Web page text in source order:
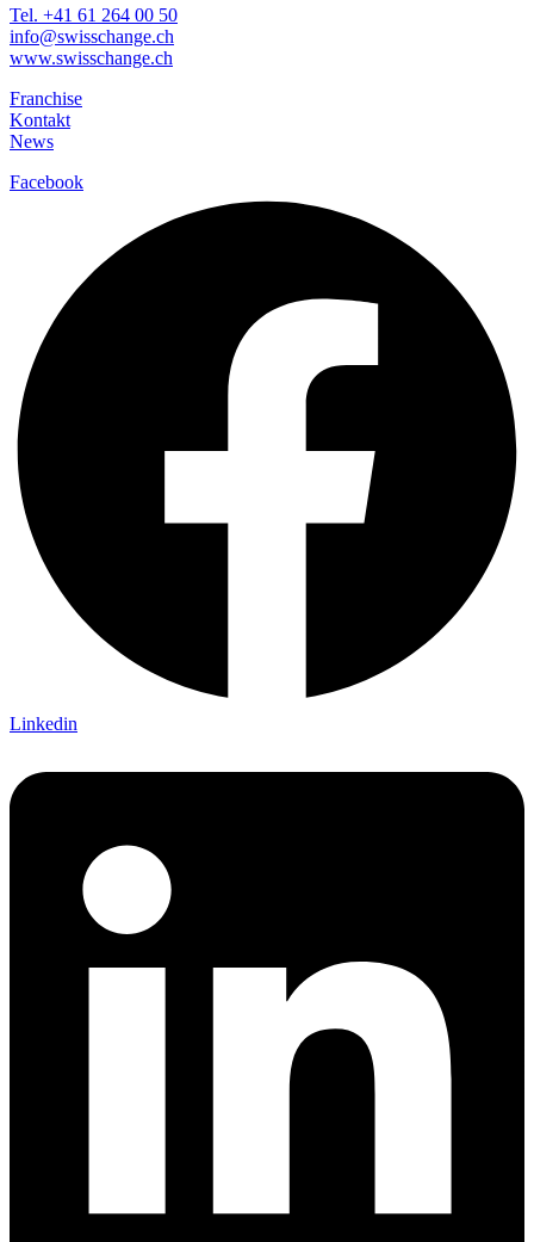
Tel. +41 61 264 00 50
info@swisschange.ch
www.swisschange.ch
Franchise
Kontakt
News
Facebook
Linkedin